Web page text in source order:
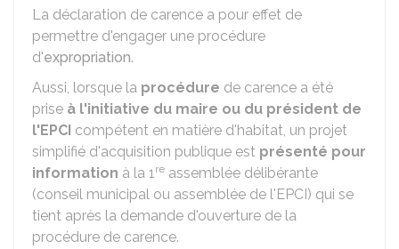
La déclaration de carence a pour effet de
permettre d'engager une procédure
d'expropriation.
Aussi, lorsque la procédure de carence a été
prise à l'initiative du maire ou du président de
l'EPCI compétent en matière d'habitat, un projet
simplifié d'acquisition publique est présenté pour
information à la 1re assemblée délibérante
(conseil municipal ou assemblée de l'EPCI) qui se
tient après la demande d'ouverture de la
procédure de carence.